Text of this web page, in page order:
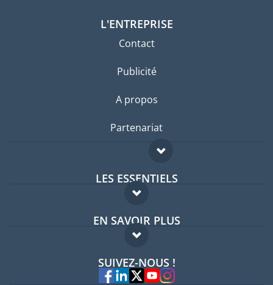
L'ENTREPRISE
Contact
Publicité
A propos
Partenariat
LES ESSENTIELS
Forum expatriés
Guides pays
EN SAVOIR PLUS
FAQ
Experts
SUIVEZ-NOUS !